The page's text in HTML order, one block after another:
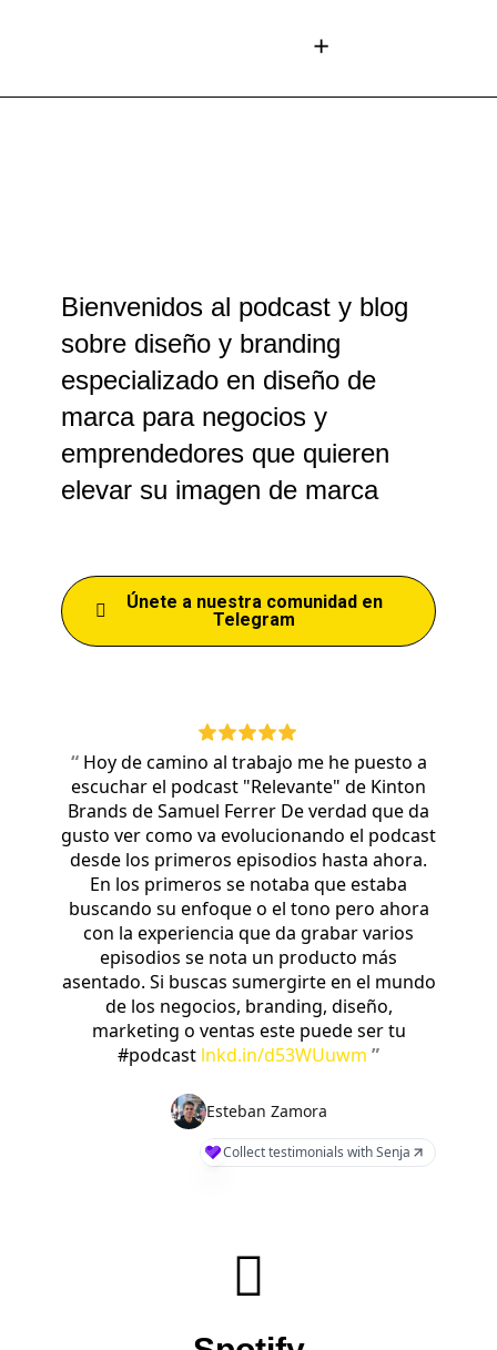
Bienvenidos al podcast y blog
sobre diseño y branding
especializado en diseño de
marca para negocios y
emprendedores que quieren
elevar su imagen de marca
Únete a nuestra comunidad en
Telegram
“ Hoy de camino al trabajo me he puesto a
escuchar el podcast "Relevante" de Kinton
Brands de Samuel Ferrer De verdad que da
gusto ver como va evolucionando el podcast
desde los primeros episodios hasta ahora.
En los primeros se notaba que estaba
buscando su enfoque o el tono pero ahora
con la experiencia que da grabar varios
episodios se nota un producto más
asentado. Si buscas sumergirte en el mundo
de los negocios, branding, diseño,
marketing o ventas este puede ser tu
#podcast lnkd.in/d53WUuwm ”
Esteban Zamora
Collect testimonials with Senja